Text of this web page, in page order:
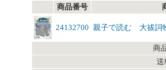
商品番号
24132700 親子で読む 大祓
商
送